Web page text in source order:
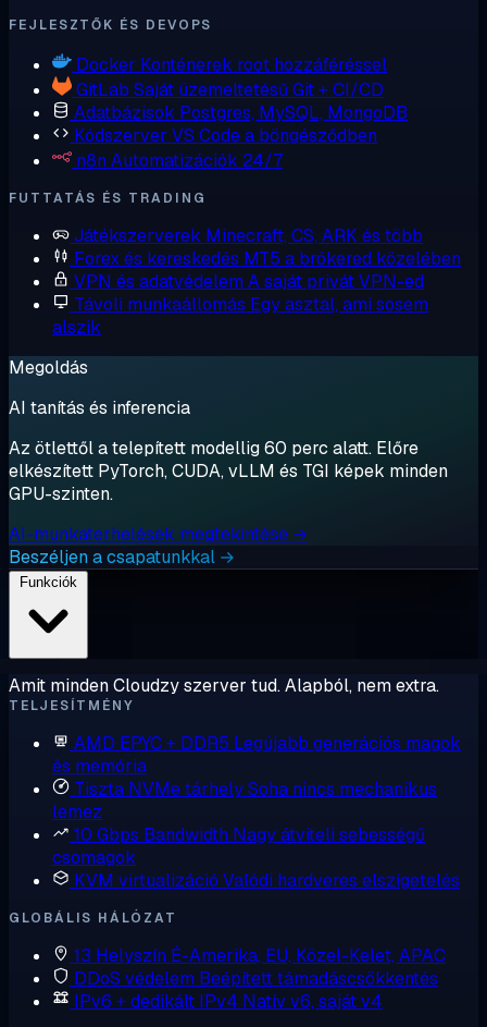
FEJLESZTŐK ÉS DEVOPS
Docker Konténerek root hozzáféréssel
GitLab Saját üzemeltetésű Git + CI/CD
Adatbázisok Postgres, MySQL, MongoDB
Kódszerver VS Code a böngésződben
n8n Automatizációk 24/7
FUTTATÁS ÉS TRADING
Játékszerverek Minecraft, CS, ARK és több
Forex és kereskedés MT5 a brókered közelében
VPN és adatvédelem A saját privát VPN-ed
Távoli munkaállomás Egy asztal, ami sosem
alszik
Megoldás
AI tanítás és inferencia
Az ötlettől a telepített modellig 60 perc alatt. Előre
elkészített PyTorch, CUDA, vLLM és TGI képek minden
GPU-szinten.
AI-munkaterhelések megtekintése →
Beszéljen a csapatunkkal →
Amit minden Cloudzy szerver tud. Alapból, nem extra.
TELJESÍTMÉNY
AMD EPYC + DDR5 Legújabb generációs magok
és memória
Tiszta NVMe tárhelySoha nincs mechanikus
lemez
10 Gbps Bandwidth Nagy átviteli sebességű
csomagok
KVM virtualizáció Valódi hardveres elszigetelés
GLOBÁLIS HÁLÓZAT
13 Helyszín É-Amerika, EU, Közel-Kelet, APAC
DDoS védelem Beépített támadáscsökkentés
IPv6 + dedikált IPv4 Natív v6, saját v4